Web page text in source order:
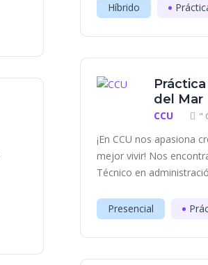
Híbrido
del Mar
CCU "
¡En CCU nos apasiona
mejor vivir! Nos
Técnico en
Presencial